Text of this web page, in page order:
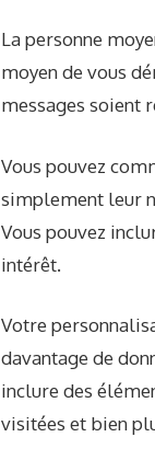
La personne
moyen de vous
messages soient
Vous pouvez
simplement leur
Vous pouvez
intérêt.
Votre
davantage de
inclure des
visitées et bien